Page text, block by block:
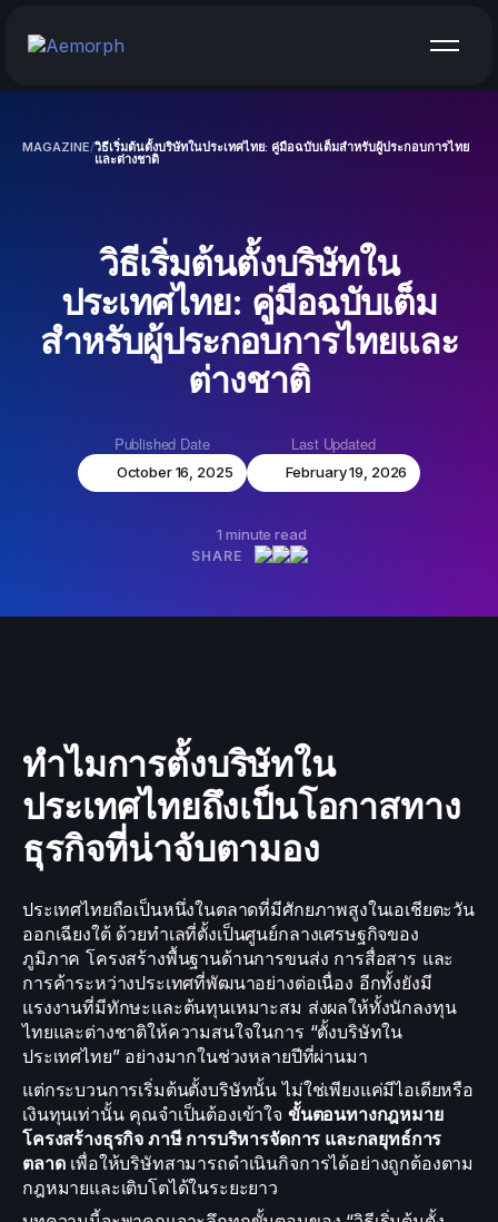
SEO อีคอมเมิร์ซ
MAGAZINE/วิธีเริ่มต้นตั้งบริษัทในประเทศไทย: คู่มือฉบับเต็มสำหรับผู้ประกอบการไทย
และต่างชาติ
วิธีเริ่มต้นตั้งบริษัทใน
ประเทศไทย: คู่มือฉบับเต็ม
สำหรับผู้ประกอบการไทยและ
ต่างชาติ
Published Date
October 16, 2025
Last Updated
February 19, 2026
1 minute read
SHARE
ทำไมการตั้งบริษัทใน
ประเทศไทยถึงเป็นโอกาสทาง
ธุรกิจที่น่าจับตามอง
ประเทศไทยถือเป็นหนึ่งในตลาดที่มีศักยภาพสูงในเอเชียตะวัน
ออกเฉียงใต้ ด้วยทำเลที่ตั้งเป็นศูนย์กลางเศรษฐกิจของ
ภูมิภาค โครงสร้างพื้นฐานด้านการขนส่ง การสื่อสาร และ
การค้าระหว่างประเทศที่พัฒนาอย่างต่อเนื่อง อีกทั้งยังมี
แรงงานที่มีทักษะและต้นทุนเหมาะสม ส่งผลให้ทั้งนักลงทุน
ไทยและต่างชาติให้ความสนใจในการ “ตั้งบริษัทใน
ประเทศไทย” อย่างมากในช่วงหลายปีที่ผ่านมา
แต่กระบวนการเริ่มต้นตั้งบริษัทนั้น ไม่ใช่เพียงแค่มีไอเดียหรือ
เงินทุนเท่านั้น คุณจำเป็นต้องเข้าใจ ขั้นตอนทางกฎหมาย
โครงสร้างธุรกิจ ภาษี การบริหารจัดการ และกลยุทธ์การ
ตลาดเพื่อให้บริษัทสามารถดำเนินกิจการได้อย่างถูกต้องตาม
กฎหมายและเติบโตได้ในระยะยาว